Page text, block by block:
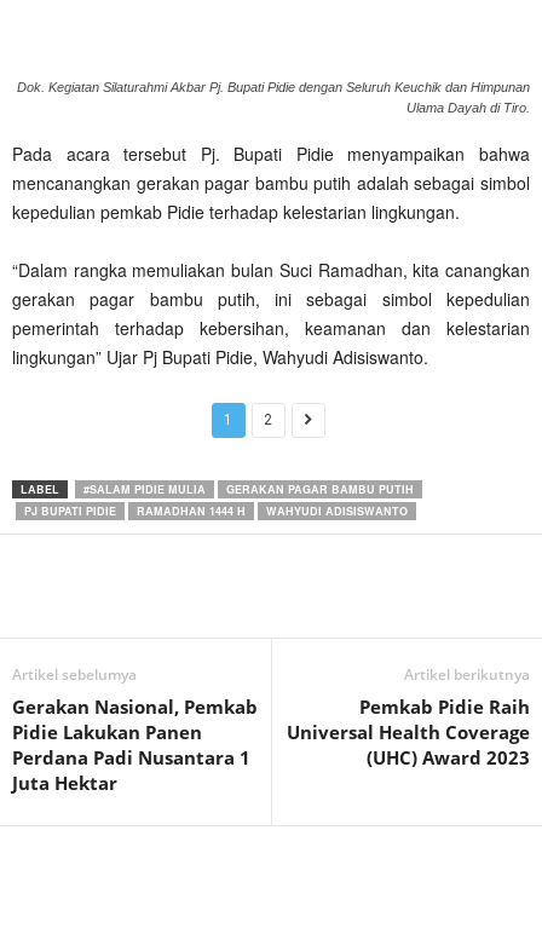
Dok. Kegiatan Silaturahmi Akbar Pj. Bupati Pidie dengan Seluruh Keuchik dan Himpunan
Ulama Dayah di Tiro.
Pada acara tersebut Pj. Bupati Pidie menyampaikan bahwa
mencanangkan gerakan pagar bambu putih adalah sebagai simbol
kepedulian pemkab Pidie terhadap kelestarian lingkungan.
“Dalam rangka memuliakan bulan Suci Ramadhan, kita canangkan
gerakan pagar bambu putih, ini sebagai simbol kepedulian
pemerintah terhadap kebersihan, keamanan dan kelestarian
lingkungan” Ujar Pj Bupati Pidie, Wahyudi Adisiswanto.
1 2
LABEL #SALAM PIDIE MULIA
GERAKAN PAGAR BAMBU PUTIH
PJ BUPATI PIDIE
RAMADHAN 1444 H WAHYUDI ADISISWANTO
Artikel sebelumya
Gerakan Nasional, Pemkab
Pidie Lakukan Panen
Perdana Padi Nusantara 1
Juta Hektar
Artikel berikutnya
Pemkab Pidie Raih
Universal Health Coverage
(UHC) Award 2023